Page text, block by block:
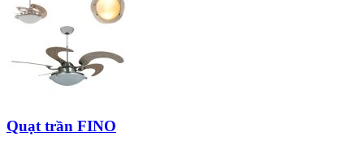
Quạt trần FINO